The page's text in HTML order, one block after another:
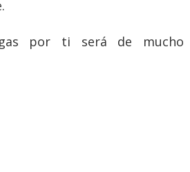
por ti será de mucho